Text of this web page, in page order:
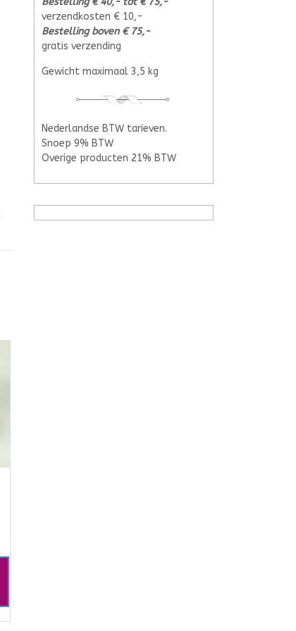
verzendkosten € 10,-
Bestelling boven € 75,-
gratis verzending
Gewicht maximaal 3,5 kg
Nederlandse BTW tarieven.
Snoep 9% BTW
Overige producten 21% BTW